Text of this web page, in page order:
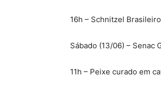
16h – Schnitzel
Sábado (13/06) – Senac
11h – Peixe curado em